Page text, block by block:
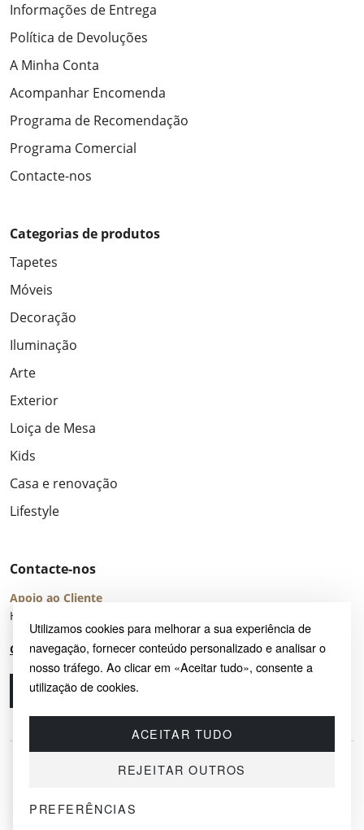
Utilizamos cookies para melhorar a sua experiência de
navegação, fornecer conteúdo personalizado e analisar o
nosso tráfego. Ao clicar em «Aceitar tudo», consente a
utilização de cookies.
ACEITAR TUDO
REJEITAR OUTROS
PREFERÊNCIAS
Informações de Entrega
Política de Devoluções
A Minha Conta
Acompanhar Encomenda
Programa de Recomendação
Programa Comercial
Contacte-nos
Categorias de produtos
Tapetes
Móveis
Decoração
Iluminação
Arte
Exterior
Loiça de Mesa
Kids
Casa e renovação
Lifestyle
Contacte-nos
Apoio ao Cliente
Horário de Atendimento: seg – sex 8:00 – 16:00 (UTC+2)
Centro de Ajuda
Ligue-nos
© 2026 SAYRUG OÜ · KESKLINNA LINNAOSA, AHTRI TN 12, 10151, TALLINN,